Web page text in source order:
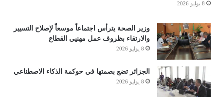
8 يوليو 2026
وزير الصحة يترأس اجتماعاً موسعاً لإصلاح التسيير
والارتقاء بظروف عمل مهنيي القطاع
8 يوليو 2026
الجزائر تضع بصمتها في حوكمة الذكاء الاصطناعي
8 يوليو 2026